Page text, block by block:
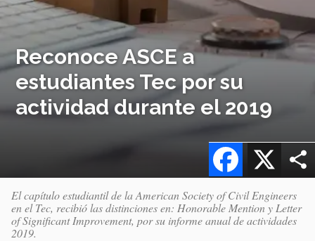
Reconoce ASCE a
estudiantes Tec por su
actividad durante el 2019
X
Facebook
El capítulo estudiantil de la American Society of Civil Engineers
en el Tec, recibió las distinciones en: Honorable Mention y Letter
of Significant Improvement, por su informe anual de actividades
2019.